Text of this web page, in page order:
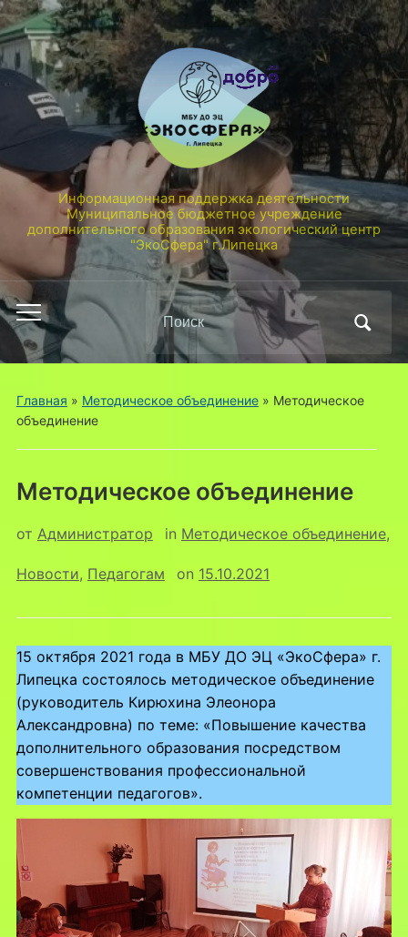
Информационная поддержка деятельности
Муниципальное бюджетное учреждение
дополнительного образования экологический центр
"ЭкоСфера" г.Липецка
Переключить
мобильное
меню
Поиск
по:
Главная » Методическое объединение» Методическое
объединение
Методическое объединение
от Администратор in Методическое объединение,
Новости, Педагогам on 15.10.2021
15 октября 2021 года в МБУ ДО ЭЦ «ЭкоСфера» г.
Липецка состоялось методическое объединение
(руководитель Кирюхина Элеонора
Александровна) по теме: «Повышение качества
дополнительного образования посредством
совершенствования профессиональной
компетенции педагогов».